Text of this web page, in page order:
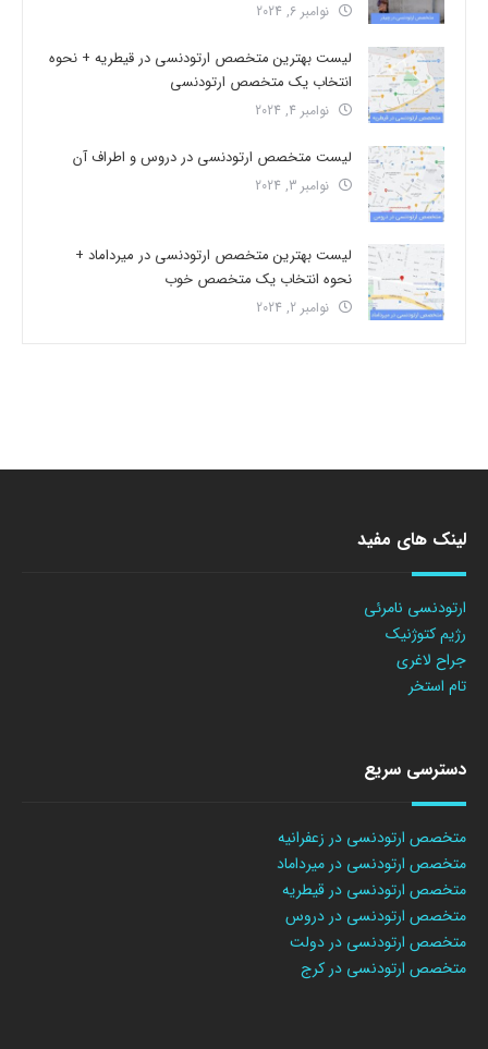
نوامبر 6, 2024
لیست بهترین متخصص ارتودنسی در قیطریه + نحوه
انتخاب یک متخصص ارتودنسی
نوامبر 4, 2024
لیست متخصص ارتودنسی در دروس و اطراف آن
نوامبر 3, 2024
لیست بهترین متخصص ارتودنسی در میرداماد +
نحوه انتخاب یک متخصص خوب
نوامبر 2, 2024
لینک های مفید
ارتودنسی نامرئی
رژیم کتوژنیک
جراح لاغری
تام استخر
دسترسی سریع
متخصص ارتودنسی در زعفرانیه
متخصص ارتودنسی در میرداماد
متخصص ارتودنسی در قیطریه
متخصص ارتودنسی در دروس
متخصص ارتودنسی در دولت
متخصص ارتودنسی در کرج